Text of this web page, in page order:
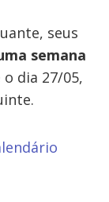
seus
semana
dia 27/05,